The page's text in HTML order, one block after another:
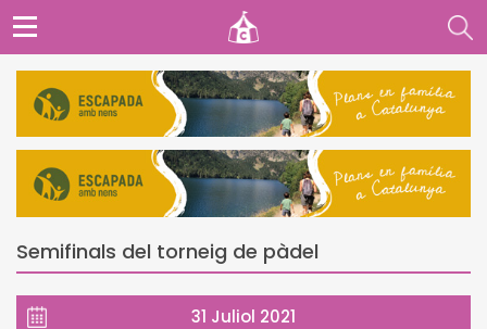
Semifinals del torneig de pàdel
31 Juliol 2021